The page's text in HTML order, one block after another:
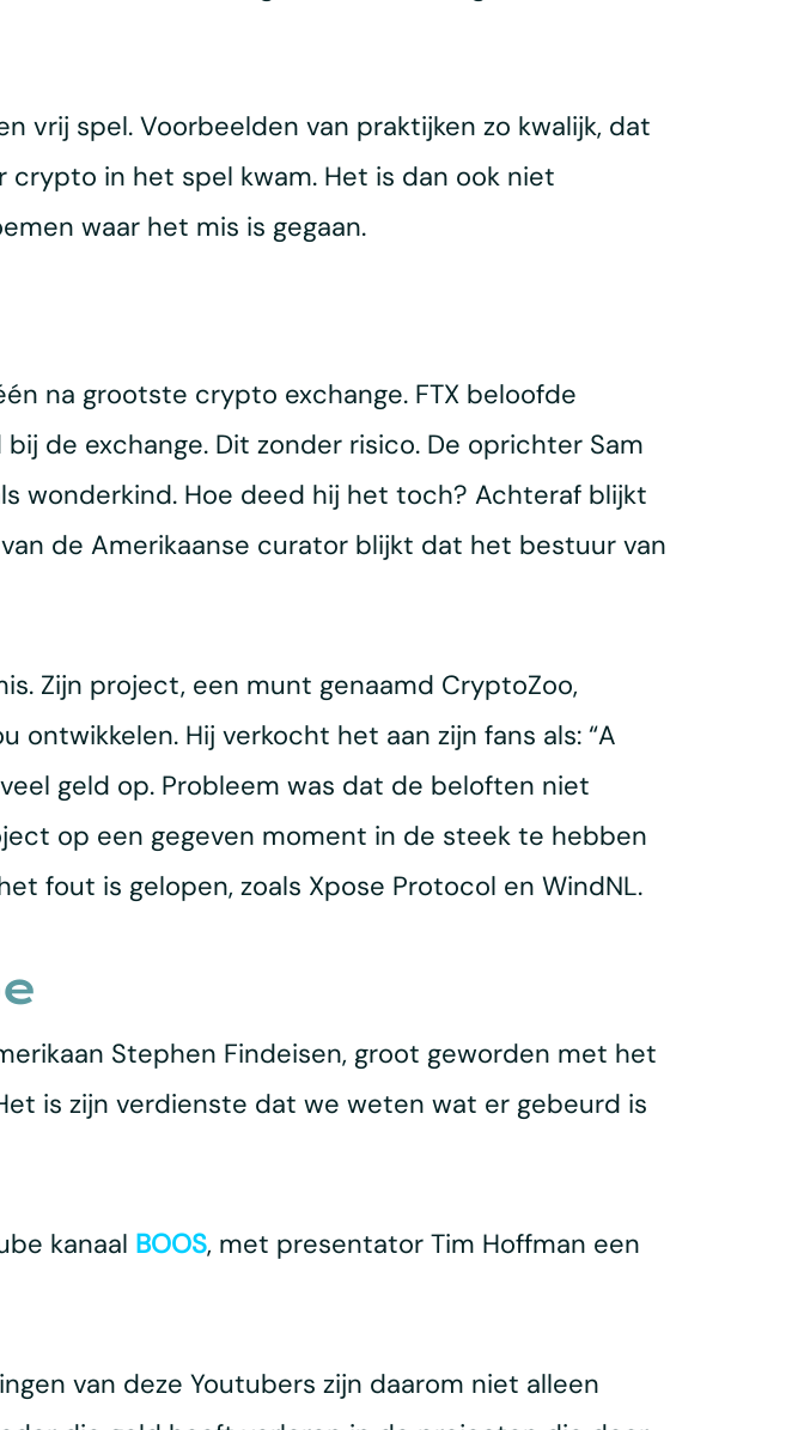
vrij spel. Voorbeelden van praktijken zo kwalijk, dat
in het spel kwam. Het is dan ook niet
waar het mis is gegaan.
na grootste crypto exchange. FTX beloofde
de exchange. Dit zonder risico. De oprichter Sam
wonderkind. Hoe deed hij het toch? Achteraf blijkt
de Amerikaanse curator blijkt dat het bestuur van
Zijn project, een munt genaamd CryptoZoo,
Hij verkocht het aan zijn fans als: “A
geld op. Probleem was dat de beloften niet
op een gegeven moment in de steek te hebben
fout is gelopen, zoals Xpose Protocol en WindNL.
Stephen Findeisen, groot geworden met het
is zijn verdienste dat we weten wat er gebeurd is
kanaal BOOS, met presentator Tim Hoffman een
van deze Youtubers zijn daarom niet alleen